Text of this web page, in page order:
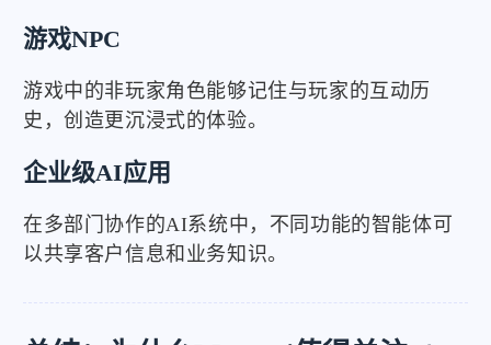
游戏NPC
游戏中的非玩家角色能够记住与玩家的互动历
史，创造更沉浸式的体验。
企业级AI应用
在多部门协作的AI系统中，不同功能的智能体可
以共享客户信息和业务知识。